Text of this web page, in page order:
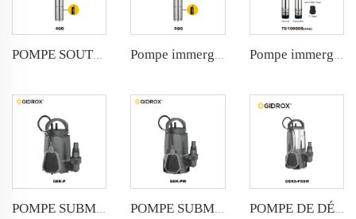
POMPE SUBMERSIBLE JARDIN GIDROX POUR EAUX CLAIRES-GEK-P POMPE SUBMERSIBLE JARDIN GIDROX POUR EAUX SALIES-GEK-PW POMPE DE DÉGAGEMENT SUBMERSIBLE PUISSANTE GIDROX-GEKS-PSSW